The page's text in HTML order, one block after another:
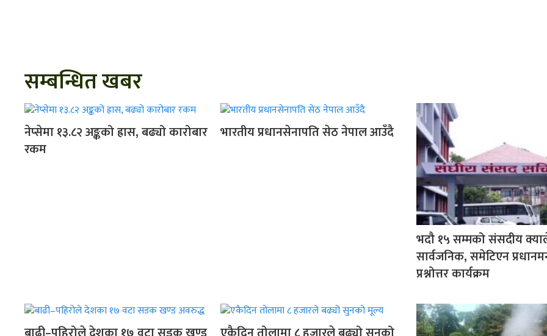
सम्बन्धित खबर
नेप्सेमा १३.८२ अङ्कको ह्रास, बढ्यो कारोबार
रकम
भारतीय प्रधानसेनापति सेठ नेपाल आउँदै
भदौ १५ सम्मको संसदीय
सार्वजनिक, समेटिएन
प्रश्नोत्तर कार्यक्रम